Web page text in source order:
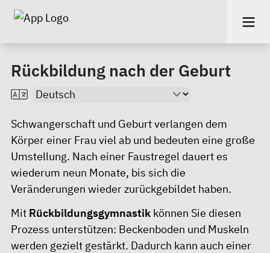
Rückbildung nach der Geburt
Schwangerschaft und Geburt verlangen dem
Körper einer Frau viel ab und bedeuten eine große
Umstellung. Nach einer Faustregel dauert es
wiederum neun Monate, bis sich die
Veränderungen wieder zurückgebildet haben.
Mit Rückbildungsgymnastik können Sie diesen
Prozess unterstützen: Beckenboden und Muskeln
werden gezielt gestärkt. Dadurch kann auch einer